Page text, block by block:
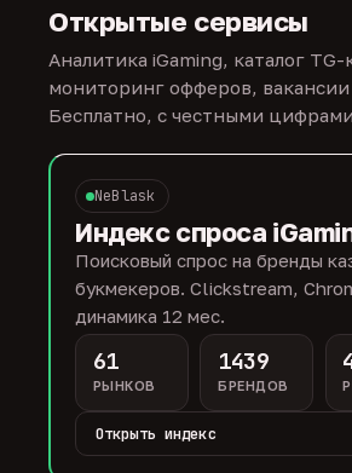
Открытые сервисы
Аналитика iGaming, каталог TG-
мониторинг офферов,
Бесплатно, с честными
NeBlask
Индекс спроса
Поисковый спрос на бренды
букмекеров. Clickstream,
динамика 12 мес.
61
РЫНКОВ
1439
БРЕНДОВ
Открыть индекс